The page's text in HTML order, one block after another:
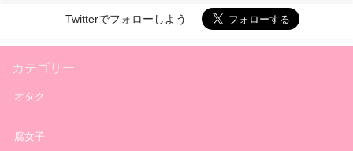
Twitterでフォローしよう
カテゴリー
オタク
腐女子